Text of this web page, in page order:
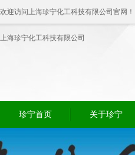
欢迎访问上海珍宁化工科技有限公司官网！
上海珍宁化工科技有限公司
珍宁首页 关于珍宁